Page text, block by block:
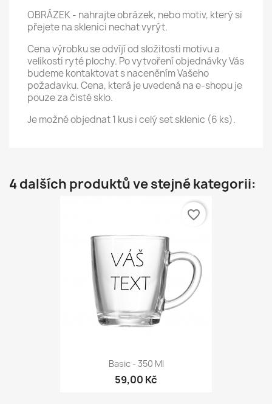
OBRÁZEK - nahrajte obrázek, nebo motiv, který si
přejete na sklenici nechat vyrýt.
Cena výrobku se odvíjí od složitosti motivu a
velikosti ryté plochy. Po vytvoření objednávky Vás
budeme kontaktovat s naceněním Vašeho
požadavku. Cena, která je uvedená na e-shopu je
pouze za čisté sklo.
Je možné objednat 1 kus i celý set sklenic (6 ks).
4 dalších produktů ve stejné kategorii:
Basic - 350 Ml
59,00 Kč
favorite_border